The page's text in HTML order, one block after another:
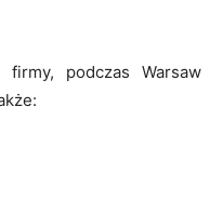
firmy, podczas Warsaw